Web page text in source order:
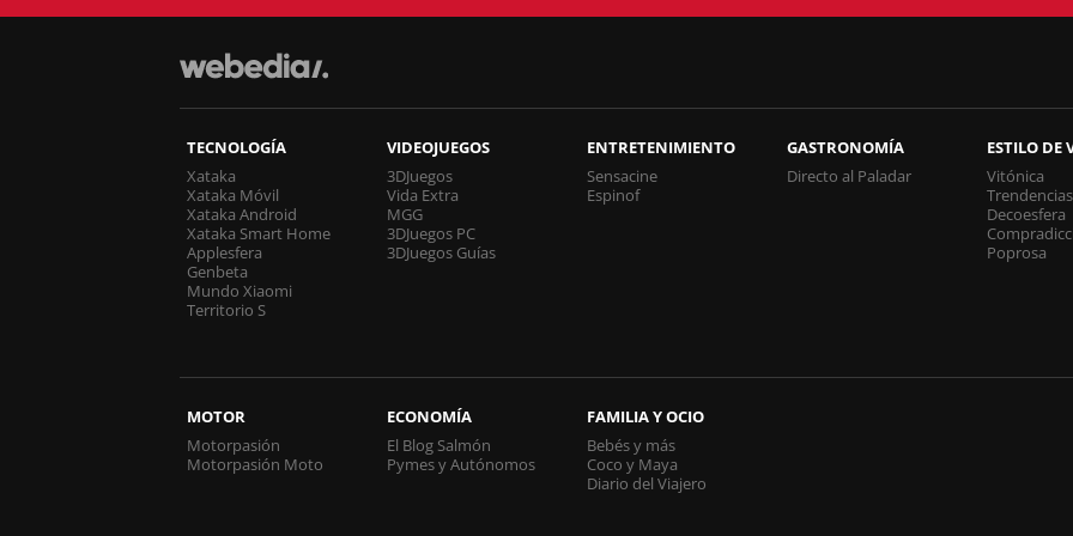
TECNOLOGÍA
Xataka
Xataka Móvil
Xataka Android
Xataka Smart Home
Applesfera
Genbeta
Mundo Xiaomi
Territorio S
VIDEOJUEGOS
3DJuegos
Vida Extra
MGG
3DJuegos PC
3DJuegos Guías
ENTRETENIMIENTO
Sensacine
Espinof
GASTRONOMÍA
Directo al Paladar
ESTILO DE
Vitónica
Trendencias
Decoesfera
Poprosa
MOTOR
Motorpasión
Motorpasión Moto
ECONOMÍA
El Blog Salmón
Pymes y Autónomos
FAMILIA Y OCIO
Bebés y más
Coco y Maya
Diario del Viajero